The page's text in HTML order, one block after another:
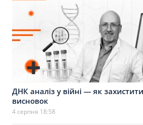
ДНК аналіз у війні — як захистити
висновок
4 серпня 18:58